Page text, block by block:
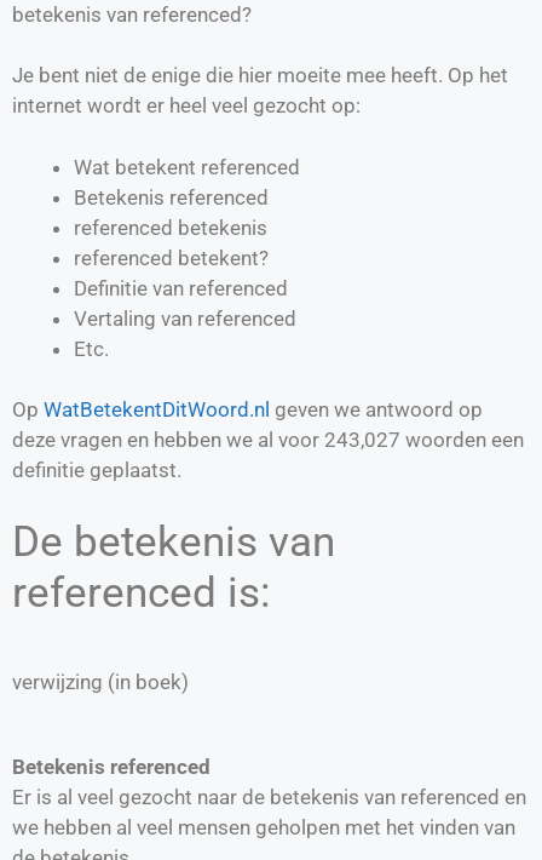
betekenis van referenced?
Je bent niet de enige die hier moeite mee heeft. Op het
internet wordt er heel veel gezocht op:
Wat betekent referenced
Betekenis referenced
referenced betekenis
referenced betekent?
Definitie van referenced
Vertaling van referenced
Etc.
Op WatBetekentDitWoord.nl geven we antwoord op
deze vragen en hebben we al voor 243,027 woorden een
definitie geplaatst.
De betekenis van
referenced is:
verwijzing (in boek)
Betekenis referenced
Er is al veel gezocht naar de betekenis van referenced en
we hebben al veel mensen geholpen met het vinden van